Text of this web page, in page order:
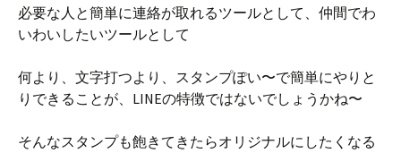
必要な人と簡単に連絡が取れるツールとして、仲間でわ
いわいしたいツールとして
何より、文字打つより、スタンプぽい〜で簡単にやりと
りできることが、LINEの特徴ではないでしょうかね〜
そんなスタンプも飽きてきたらオリジナルにしたくなる